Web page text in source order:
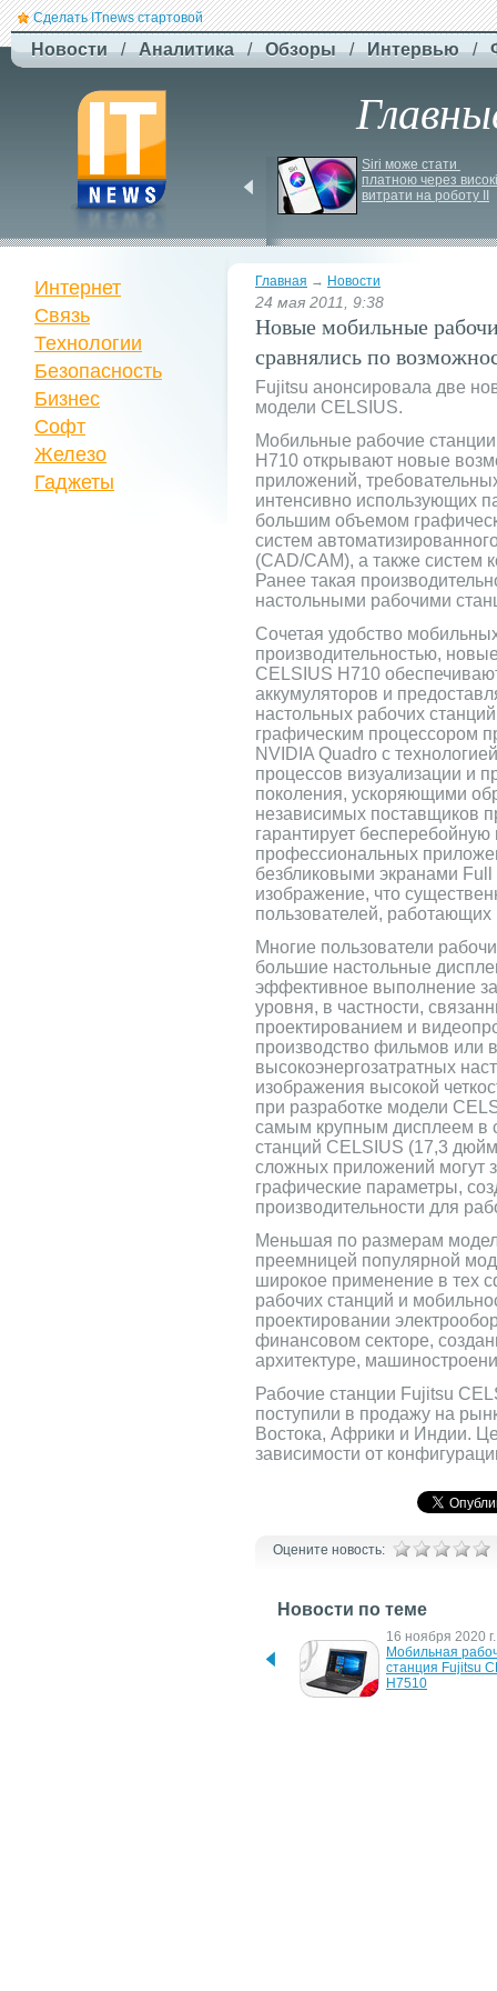
Сделать ITnews стартовой
Новости / Аналитика / Обзоры / Интервью /
знищив ключовий
склад Intertop Ukraine
Siri може стати
платною через високі
витрати на роботу ІІ
Главная → Новости
24 мая 2011, 9:38
Новые мобильные
сравнялись по
Fujitsu анонсировала две
модели CELSIUS.
Мобильные рабочие
H710 открывают новые
приложений,
интенсивно использующих
большим объемом
систем
(CAD/CAM), а также систем
Ранее такая
настольными рабочими
Сочетая удобство
производительностью,
CELSIUS H710
аккумуляторов и
настольных рабочих
графическим процессором
NVIDIA Quadro с
процессов визуализации и
поколения, ускоряющими
независимых поставщиков
гарантирует
профессиональных
безбликовыми экранами
изображение, что
пользователей, работающих
Многие пользователи
большие настольные
эффективное выполнение
уровня, в частности,
проектированием и
производство фильмов или
высокоэнергозатратных
изображения высокой
при разработке модели
самым крупным дисплеем в
станций CELSIUS (17,3
сложных приложений могут
графические параметры,
производительности для
Меньшая по размерам
преемницей популярной
широкое применение в тех
рабочих станций и
проектировании
финансовом секторе,
архитектуре,
Рабочие станции Fujitsu
поступили в продажу на
Востока, Африки и Индии.
зависимости от
Оцените новость:
Новости по теме
16 ноября 2020 г.
Мобильная
станция Fujitsu
H7510
Интернет
Связь
Технологии
Безопасность
Бизнес
Софт
Железо
Гаджеты